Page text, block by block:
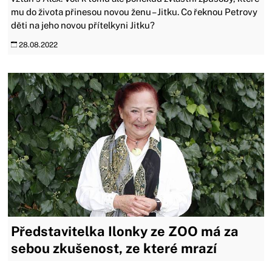
mu do života přinesou novou ženu – Jitku. Co řeknou Petrovy
děti na jeho novou přítelkyni Jitku?
28.08.2022
Představitelka Ilonky ze ZOO má za
sebou zkušenost, ze které mrazí